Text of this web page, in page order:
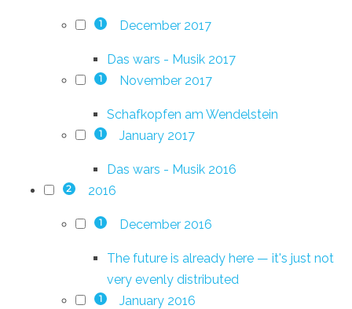
1 December 2017
Das wars - Musik 2017
1 November 2017
Schafkopfen am Wendelstein
1 January 2017
Das wars - Musik 2016
2 2016
1 December 2016
The future is already here — it's just not
very evenly distributed
1 January 2016